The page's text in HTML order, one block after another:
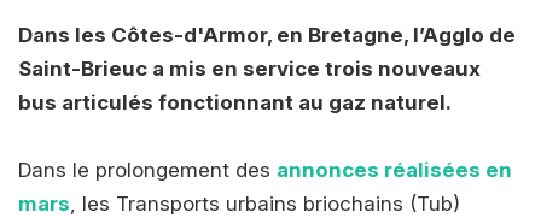
Dans les Côtes-d'Armor, en Bretagne, l’Agglo de
Saint-Brieuc a mis en service trois nouveaux
bus articulés fonctionnant au gaz naturel.
Dans le prolongement des annonces réalisées en
mars, les Transports urbains briochains (Tub)